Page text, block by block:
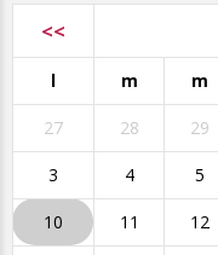
<<
l m m
27 28 29
3 4 5
10 11 12